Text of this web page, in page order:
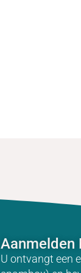
Aanmelden
U ontvangt een